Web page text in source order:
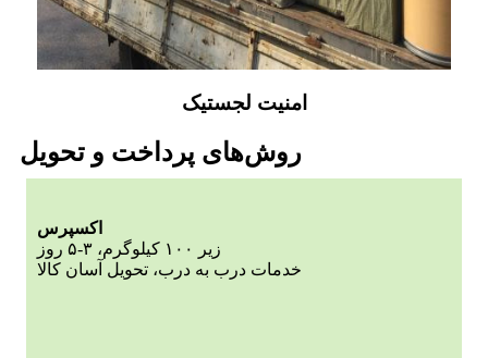
امنیت لجستیک
روش‌های پرداخت و تحویل
اکسپرس
زیر ۱۰۰ کیلوگرم، ۳-۵ روز
خدمات درب به درب، تحویل آسان کالا